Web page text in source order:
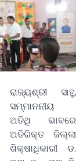
ରାଜ୍ୟଶ୍ରୀ ସାହୁ,
ସମ୍ମାନନୀୟ
ଅତିଥି ଭାବରେ
ଅତିରିକ୍ତ ଜିଲ୍ଲା
ଶିକ୍ଷାଧିକାରୀ ଡ.